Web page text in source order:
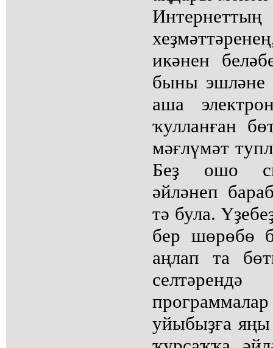
икәнен
быны
аша
ҡулланған
мәғлүмәт
Беҙ ошо
әйләнеп
тә була.
бер шөрөбө
аңлап та
уйыбыҙға яңы